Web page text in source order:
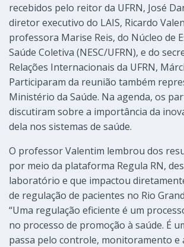
recebidos pelo reitor da UFRN, José
diretor executivo do LAIS, Ricardo
professora Marise Reis, do Núcleo de
Saúde Coletiva (NESC/UFRN), e do
Relações Internacionais da UFRN,
Participaram da reunião também
Ministério da Saúde. Na agenda, os
discutiram sobre a importância da
dela nos sistemas de saúde.
O professor Valentim lembrou dos
por meio da plataforma Regula RN,
laboratório e que impactou
de regulação de pacientes no Rio
“Uma regulação eficiente é um
no processo de promoção à saúde. É
passa pelo controle, monitoramento e